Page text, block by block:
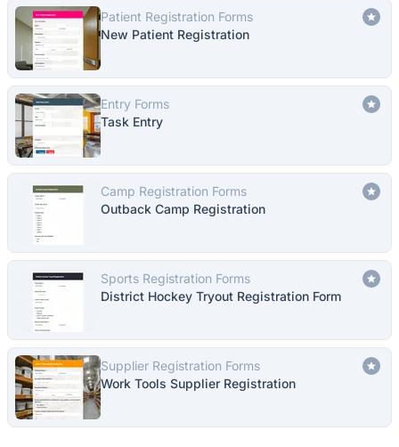
Patient Registration Forms
New Patient Registration
Entry Forms
Task Entry
Camp Registration Forms
Outback Camp Registration
Sports Registration Forms
District Hockey Tryout Registration Form
Supplier Registration Forms
Work Tools Supplier Registration